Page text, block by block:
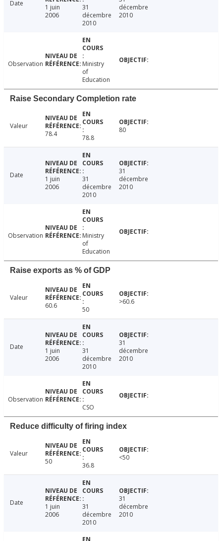
Date
1 juin
2006
31
décembre
2010
décembre
2010
Observation
Ministry
of
Education
Raise Secondary Completion rate
Valeur
78.4
78.8
80
Date
1 juin
2006
31
décembre
2010
31
décembre
2010
Observation
Ministry
of
Education
Raise exports as % of GDP
Valeur
60.6
50
>60.6
Date
1 juin
2006
31
décembre
2010
31
décembre
2010
Observation
CSO
Reduce difficulty of firing index
Valeur
50
36.8
<50
Date
1 juin
2006
31
décembre
2010
31
décembre
2010